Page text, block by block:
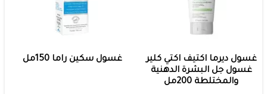
غسول ديرما اكتيف اكتي كلير
غسول جل البشرة الدهنية
والمختلطة 200مل
غسول سكين راما 150مل